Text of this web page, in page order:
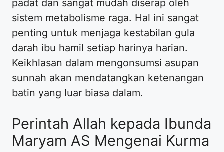
sistem metabolisme raga. Hal ini sangat
penting untuk menjaga kestabilan gula
darah ibu hamil setiap harinya harian.
Keikhlasan dalam mengonsumsi asupan
sunnah akan mendatangkan ketenangan
batin yang luar biasa dalam.
Perintah Allah kepada Ibunda
Maryam AS Mengenai Kurma